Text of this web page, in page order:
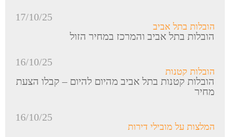
17/10/25
הובלות בתל אביב
הובלות בתל אביב והמרכז במחיר הזול
16/10/25
הובלות קטנות
הובלות קטנות בתל אביב מהיום להיום – קבלו הצעת
מחיר
16/10/25
המלצות על מובילי דירות